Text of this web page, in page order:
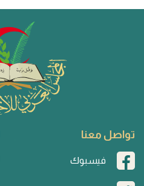
تواصل معنا
فيسبوك